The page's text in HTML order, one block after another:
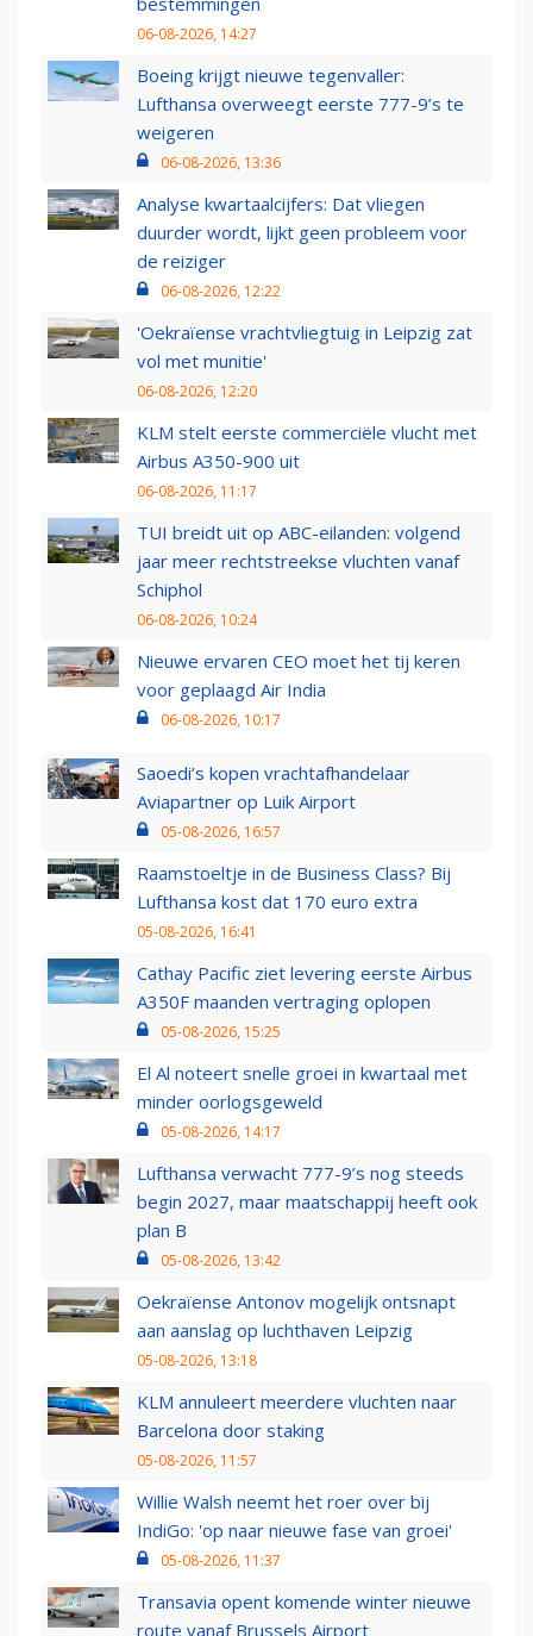
06-08-2026, 14:27
Boeing krijgt nieuwe tegenvaller:
Lufthansa overweegt eerste 777-9’s te
weigeren
06-08-2026, 13:36
Analyse kwartaalcijfers: Dat vliegen
duurder wordt, lijkt geen probleem voor
de reiziger
06-08-2026, 12:22
'Oekraïense vrachtvliegtuig in Leipzig zat
vol met munitie'
06-08-2026, 12:20
KLM stelt eerste commerciële vlucht met
Airbus A350-900 uit
06-08-2026, 11:17
TUI breidt uit op ABC-eilanden: volgend
jaar meer rechtstreekse vluchten vanaf
Schiphol
06-08-2026, 10:24
Nieuwe ervaren CEO moet het tij keren
voor geplaagd Air India
06-08-2026, 10:17
Saoedi’s kopen vrachtafhandelaar
Aviapartner op Luik Airport
05-08-2026, 16:57
Raamstoeltje in de Business Class? Bij
Lufthansa kost dat 170 euro extra
05-08-2026, 16:41
Cathay Pacific ziet levering eerste Airbus
A350F maanden vertraging oplopen
05-08-2026, 15:25
El Al noteert snelle groei in kwartaal met
minder oorlogsgeweld
05-08-2026, 14:17
Lufthansa verwacht 777-9’s nog steeds
begin 2027, maar maatschappij heeft ook
plan B
05-08-2026, 13:42
Oekraïense Antonov mogelijk ontsnapt
aan aanslag op luchthaven Leipzig
05-08-2026, 13:18
KLM annuleert meerdere vluchten naar
Barcelona door staking
05-08-2026, 11:57
Willie Walsh neemt het roer over bij
IndiGo: 'op naar nieuwe fase van groei'
05-08-2026, 11:37
Transavia opent komende winter nieuwe
route vanaf Brussels Airport